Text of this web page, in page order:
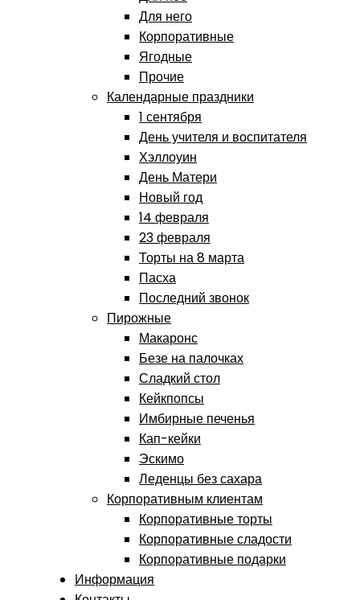
Для него
Корпоративные
Ягодные
Прочие
Календарные праздники
1 сентября
День учителя и воспитателя
Хэллоуин
День Матери
Новый год
14 февраля
23 февраля
Торты на 8 марта
Пасха
Последний звонок
Пирожные
Макаронс
Безе на палочках
Сладкий стол
Кейкпопсы
Имбирные печенья
Кап-кейки
Эскимо
Леденцы без сахара
Корпоративным клиентам
Корпоративные торты
Корпоративные сладости
Корпоративные подарки
Информация